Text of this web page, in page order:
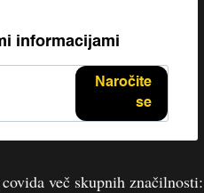
informacijami
Naročite
se
več skupnih značilnosti: